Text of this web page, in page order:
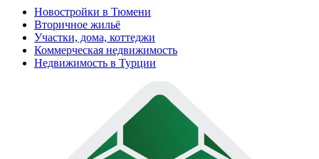
Новостройки в Тюмени
Вторичное жильё
Участки, дома, коттеджи
Коммерческая недвижимость
Недвижимость в Турции